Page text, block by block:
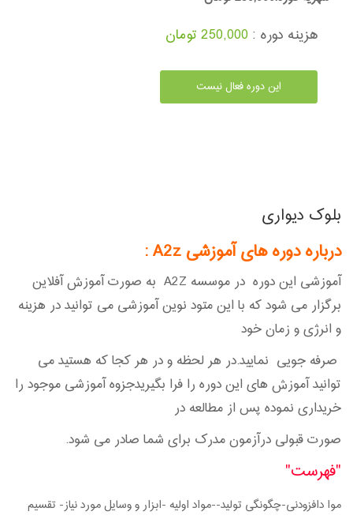
هزینه دوره : 250,000 تومان
این دوره فعال نیست
بلوک دیواری
درباره دوره های آموزشی A2z :
آموزشی این دوره در موسسه A2Z به صورت آموزش آفلاین
برگزار می شود که با این متود نوین آموزشی می توانید در هزینه
و انرژی و زمان خود
صرفه جویی نمایید.در هر لحظه و در هر کجا که هستید می
توانید آموزش های این دوره را فرا بگیریدجزوه آموزشی موجود را
خریداری نموده پس از مطالعه در
صورت قبولی درآزمون مدرک برای شما صادر می شود.
"فهرست"
موا دافزودنی-چگونگی تولید--مواد اولیه -ابزار و وسایل مورد نیاز- تقسیم